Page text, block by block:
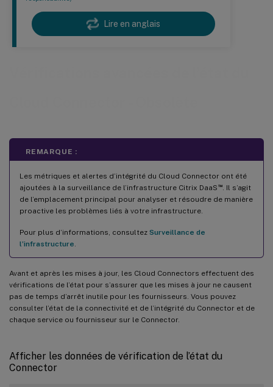
Lire en anglais
REMARQUE :
Les métriques et alertes d’intégrité du Cloud Connector ont été
ajoutées à la surveillance de l’infrastructure Citrix DaaS ™. Il s’agit
de l’emplacement principal pour analyser et résoudre de manière
proactive les problèmes liés à votre infrastructure.
Pour plus d’informations, consultez Surveillance de
l’infrastructure
Avant et après les mises à jour, les Cloud Connectors effectuent des
vérifications de l’état pour s’assurer que les mises à jour ne causent
pas de temps d’arrêt inutile pour les fournisseurs. Vous pouvez
consulter l’état de la connectivité et de l’intégrité du Connector et de
chaque service ou fournisseur sur le Connector.
Afficher les données de vérification de l’état du
Connector